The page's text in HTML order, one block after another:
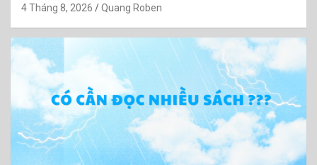
4 Tháng 8, 2026 Quang Roben